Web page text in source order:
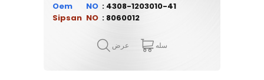
Oem
4308-1203010-41
Sipsan
8060012
عرض سله